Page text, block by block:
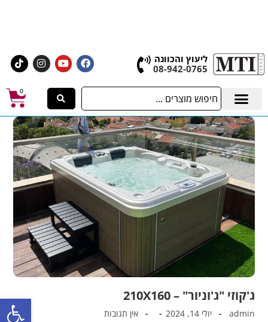
פתח סרגל נגישות
ליעוץ והכוונה
08-942-0765
0
ג'קוזי "ג'וניור" – 210X160
admin יולי 14, 2024 אין תגובות